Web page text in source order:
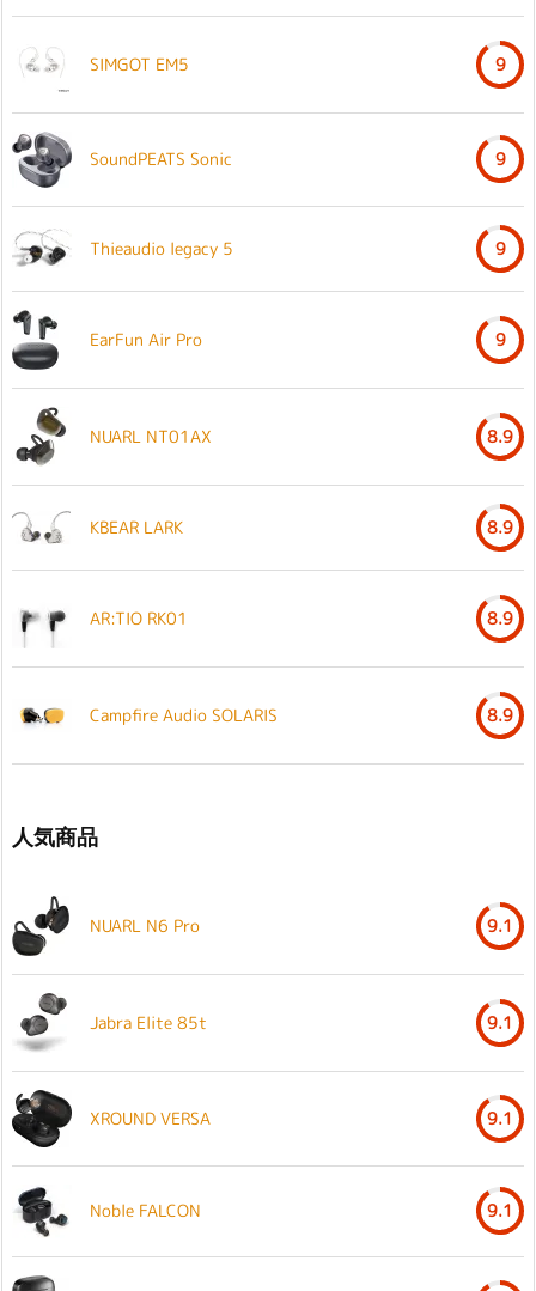
SIMGOT EM5 9
SoundPEATS Sonic 9
Thieaudio legacy 5 9
EarFun Air Pro 9
NUARL NT01AX 8.9
KBEAR LARK 8.9
AR:TIO RK01 8.9
Campfire Audio SOLARIS 8.9
人気商品
NUARL N6 Pro 9.1
Jabra Elite 85t 9.1
XROUND VERSA 9.1
Noble FALCON 9.1